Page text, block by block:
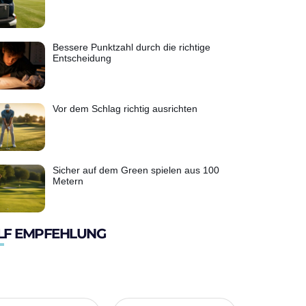
Bessere Punktzahl durch die richtige
Entscheidung
Vor dem Schlag richtig ausrichten
Sicher auf dem Green spielen aus 100
Metern
EMPFEHLUNG